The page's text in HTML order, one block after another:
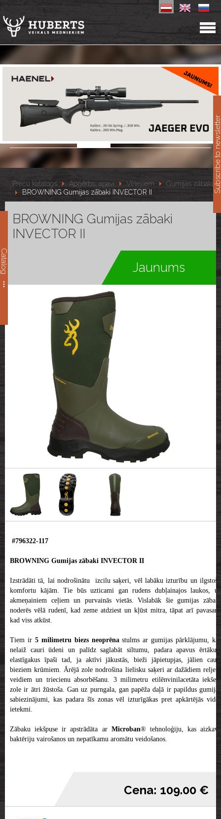
Catalog
Preču katalogs Apģērbs, apavi Vīriešiem
Gumijas zābaki
BROWNING Gumijas zābaki INVECTOR II
BROWNING Gumijas zābaki
INVECTOR II
Jaunums
#796322-117
BROWNING Gumijas zābaki INVECTOR II
Izstrādāti tā, lai nodrošinātu izcilu saķeri, vēl labāku izturību un ilgstošu
komfortu kājām. Tie būs uzticami gan rudens dubļainajos laukos, uz
akmeņainiem ceļiem un purvainās vietās. Vislabāk šie gumijas zābaki
noderēs vēlā rudenī, kad zeme atdziest un kļūst mitra, tāpat arī pavasarī,
kad viss atkūst.
Tiem ir5 milimetru biezs neoprēnastulms ar gumijas pārklājumu, kas
nelaiž cauri ūdeni un palīdz saglabāt siltumu, padara apavus ērtākus,
elastīgakus īpaši tad, ja aktīvi jākustās, bieži jāpietupjas, jālien cauri
bieziem krūmiem. Ārējā zole nodrošina lielisku saķeri ar dažādiem reljefa
veidiem un triecienu absorbēšanu. 3 milimetru etilēnvinilacetāta iekšejā
zole ir ātri žūstoša. Gan uz purngala, gan papēža daļā ir papildus gumijas
sabiezinājumi, kas padara šīs zonas vēl izturīgākas pret apkārtējās vides
ietekmi.
Zābaku iekšpuse ir apstrādāta ar Microban® tehnoloģiju, kas aizkavē
baktēriju vairošanos un nepatīkamu aromātu veidošanos.
Cena: 109.00 €
Subscribe